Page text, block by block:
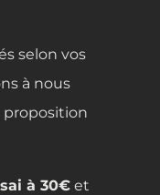
selon vos
à nous
à 30€ et